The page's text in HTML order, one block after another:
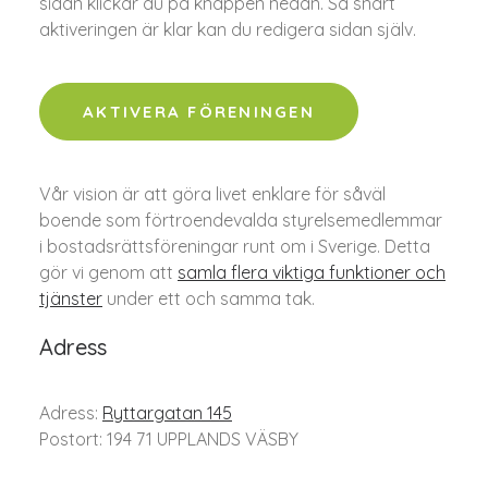
aktiveringen är klar kan du redigera sidan själv.
AKTIVERA FÖRENINGEN
Vår vision är att göra livet enklare för såväl
boende som förtroendevalda styrelsemedlemmar
i bostadsrättsföreningar runt om i Sverige. Detta
gör vi genom att samla flera viktiga funktioner och
tjänster under ett och samma tak.
Adress
Adress: Ryttargatan 145
Postort: 194 71 UPPLANDS VÄSBY